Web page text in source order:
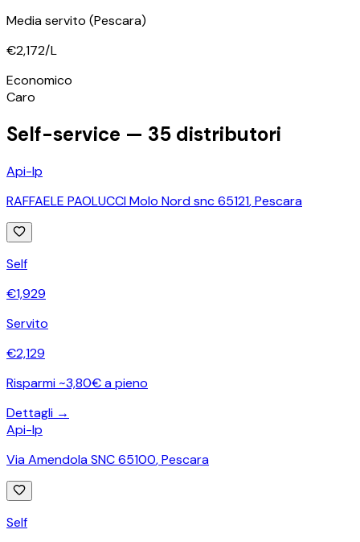
Media servito (Pescara)
€2,172/L
Economico
Caro
Self-service — 35 distributori
Api-Ip
RAFFAELE PAOLUCCI Molo Nord snc 65121,Pescara
Self
€1,929
Servito
€2,129
Risparmi ~3,80€ a pieno
Dettagli →
Api-Ip
Via Amendola SNC 65100,Pescara
Self